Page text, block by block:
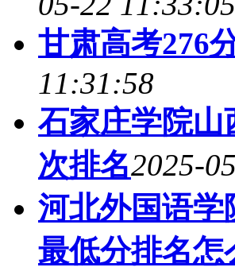
甘肃高考276
11:31:58
石家庄学院山
次排名2025-
河北外国语学
最低分排名怎